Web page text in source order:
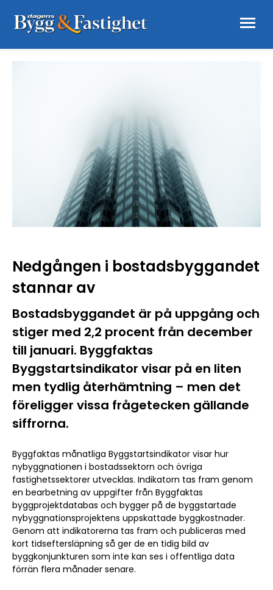
Nedgången i bostadsbyggandet
stannar av
Bostadsbyggandet är på uppgång och
stiger med 2,2 procent från december
till januari. Byggfaktas
Byggstartsindikator visar på en liten
men tydlig återhämtning – men det
föreligger vissa frågetecken gällande
siffrorna.
Byggfaktas månatliga Byggstartsindikator visar hur
nybyggnationen i bostadssektorn och övriga
fastighetssektorer utvecklas. Indikatorn tas fram genom
en bearbetning av uppgifter från Byggfaktas
byggprojektdatabas och bygger på de byggstartade
nybyggnationsprojektens uppskattade byggkostnader.
Genom att indikatorerna tas fram och publiceras med
kort tidseftersläpning så ger de en tidig bild av
byggkonjunkturen som inte kan ses i offentliga data
förrän flera månader senare.